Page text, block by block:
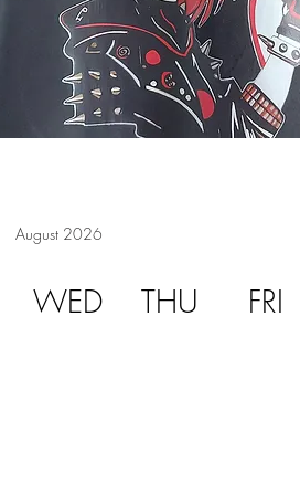
August 2026
WED THU FRI